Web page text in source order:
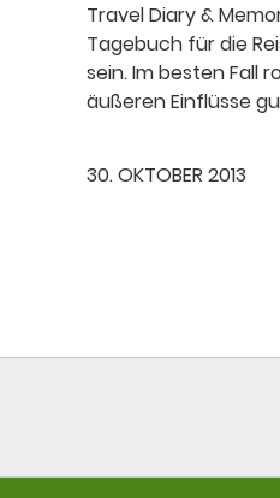
Travel Diary &
Tagebuch für die
sein. Im besten Fall
äußeren Einflüsse
30. OKTOBER 2013